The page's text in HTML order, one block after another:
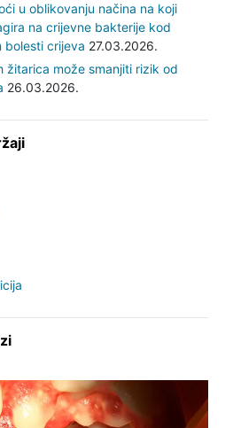
u oblikovanju načina na koji
na crijevne bakterije kod
bolesti crijeva 27.03.2026.
žitarica može smanjiti rizik od
26.03.2026.